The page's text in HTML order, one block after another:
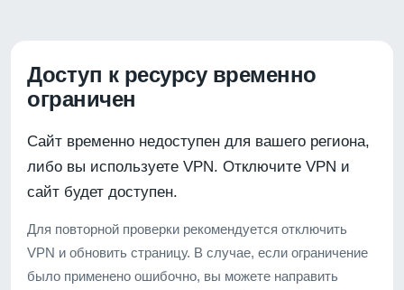
Доступ к ресурсу временно
ограничен
Сайт временно недоступен для вашего региона,
либо вы используете VPN. Отключите VPN и
сайт будет доступен.
Для повторной проверки рекомендуется отключить
VPN и обновить страницу. В случае, если ограничение
было применено ошибочно, вы можете направить